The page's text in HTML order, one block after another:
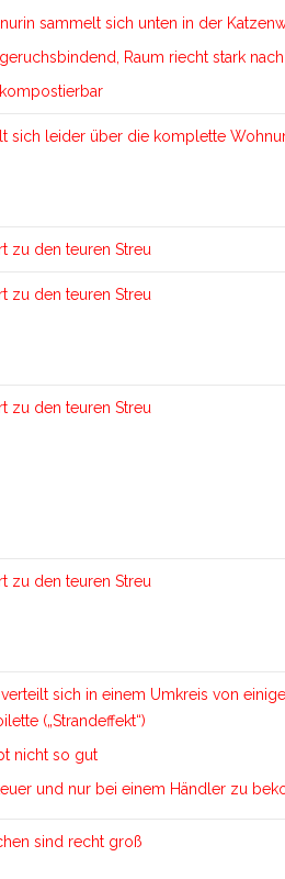
sammelt sich unten in der
Raum riecht stark
sich leider über die komplette
zu den teuren Streu
zu den teuren Streu
zu den teuren Streu
zu den teuren Streu
sich in einem Umkreis von
(„Strandeffekt“)
nicht so gut
und nur bei einem Händler zu
sind recht groß